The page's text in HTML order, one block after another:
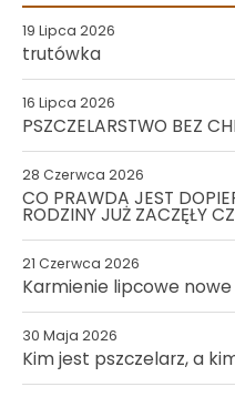
19 Lipca 2026
trutówka
16 Lipca 2026
PSZCZELARSTWO BEZ
28 Czerwca 2026
CO PRAWDA JEST
RODZINY JUŻ ZACZĘŁY
21 Czerwca 2026
Karmienie lipcowe
30 Maja 2026
Kim jest pszczelarz, a